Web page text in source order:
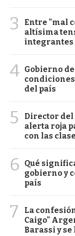
3
Entre "mal
altísima
integrantes
4 Gobierno
del país
5
Director del
alerta roja
con las
6
Qué
gobierno y
país
7
La
Caigo"
Barassi y